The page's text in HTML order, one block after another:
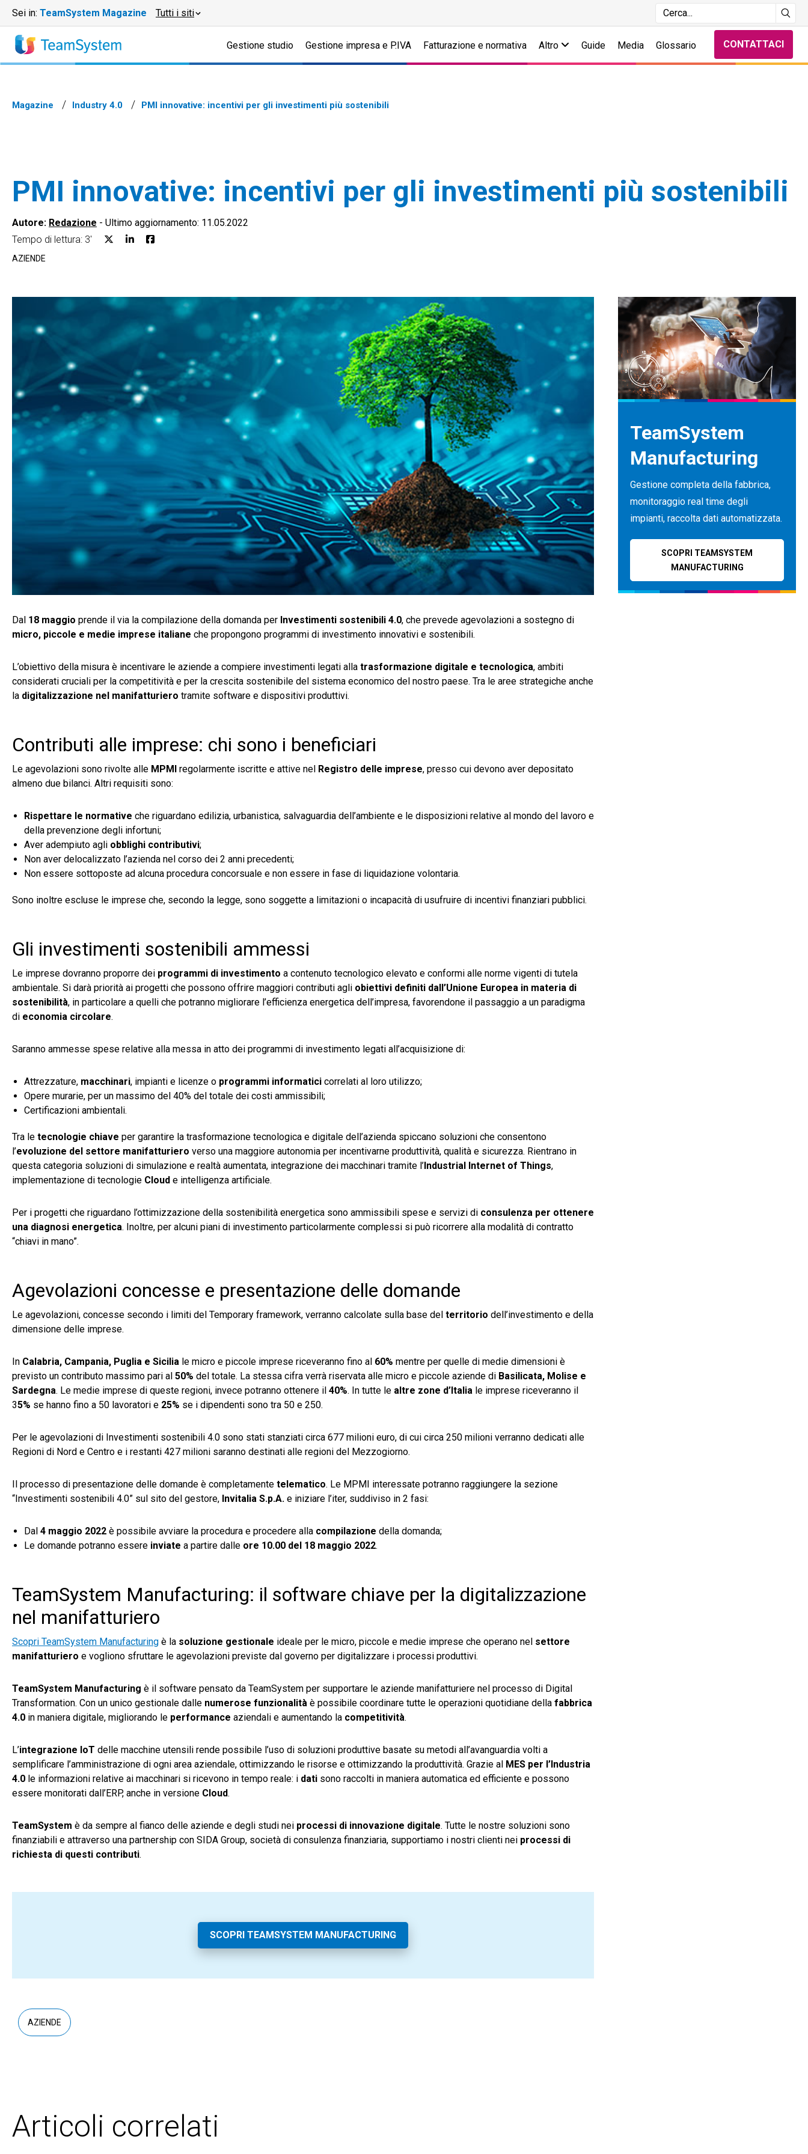
Sei in: TeamSystem Magazine Tutti i siti
Gestione studio Gestione impresa e P.IVA Fatturazione e normativa Altro Guide Media Glossario CONTATTACI
Magazine Industry 4.0 PMI innovative: incentivi per gli investimenti più sostenibili
PMI innovative: incentivi per gli investimenti più sostenibili
Autore: Redazione - Ultimo aggiornamento: 11.05.2022
Tempo di lettura: 3'
AZIENDE
Dal 18 maggio prende il via la compilazione della domanda per Investimenti sostenibili 4.0, che prevede agevolazioni a sostegno di
micro, piccole e medie imprese italiane che propongono programmi di investimento innovativi e sostenibili.
L’obiettivo della misura è incentivare le aziende a compiere investimenti legati alla trasformazione digitale e tecnologica, ambiti
considerati cruciali per la competitività e per la crescita sostenibile del sistema economico del nostro paese. Tra le aree strategiche anche
la digitalizzazione nel manifatturiero tramite software e dispositivi produttivi.
Contributi alle imprese: chi sono i beneficiari
Le agevolazioni sono rivolte alle MPMI regolarmente iscritte e attive nel Registro delle imprese, presso cui devono aver depositato
almeno due bilanci. Altri requisiti sono:
Rispettare le normative che riguardano edilizia, urbanistica, salvaguardia dell’ambiente e le disposizioni relative al mondo del lavoro e
della prevenzione degli infortuni;
Aver adempiuto agli obblighi contributivi;
Non aver delocalizzato l’azienda nel corso dei 2 anni precedenti;
Non essere sottoposte ad alcuna procedura concorsuale e non essere in fase di liquidazione volontaria.
Sono inoltre escluse le imprese che, secondo la legge, sono soggette a limitazioni o incapacità di usufruire di incentivi finanziari pubblici.
Gli investimenti sostenibili ammessi
Le imprese dovranno proporre dei programmi di investimento a contenuto tecnologico elevato e conformi alle norme vigenti di tutela
ambientale. Si darà priorità ai progetti che possono offrire maggiori contributi agli obiettivi definiti dall’Unione Europea in materia di
sostenibilità, in particolare a quelli che potranno migliorare l’efficienza energetica dell’impresa, favorendone il passaggio a un paradigma
di economia circolare.
Saranno ammesse spese relative alla messa in atto dei programmi di investimento legati all’acquisizione di:
Attrezzature, macchinari, impianti e licenze o programmi informatici correlati al loro utilizzo;
Opere murarie, per un massimo del 40% del totale dei costi ammissibili;
Certificazioni ambientali.
Tra le tecnologie chiave per garantire la trasformazione tecnologica e digitale dell’azienda spiccano soluzioni che consentono
l’evoluzione del settore manifatturiero verso una maggiore autonomia per incentivarne produttività, qualità e sicurezza. Rientrano in
questa categoria soluzioni di simulazione e realtà aumentata, integrazione dei macchinari tramite l’ Industrial Internet of Things,
implementazione di tecnologie Cloud e intelligenza artificiale.
Per i progetti che riguardano l’ottimizzazione della sostenibilità energetica sono ammissibili spese e servizi di consulenza per ottenere
una diagnosi energetica. Inoltre, per alcuni piani di investimento particolarmente complessi si può ricorrere alla modalità di contratto
“chiavi in mano”.
Agevolazioni concesse e presentazione delle domande
Le agevolazioni, concesse secondo i limiti del Temporary framework, verranno calcolate sulla base del territorio dell’investimento e della
dimensione delle imprese.
In Calabria, Campania, Puglia e Sicilia le micro e piccole imprese riceveranno fino al 60% mentre per quelle di medie dimensioni è
previsto un contributo massimo pari al 50% del totale. La stessa cifra verrà riservata alle micro e piccole aziende di Basilicata, Molise e
Sardegna. Le medie imprese di queste regioni, invece potranno ottenere il 40%. In tutte le altre zone d’Italia le imprese riceveranno il
35% se hanno fino a 50 lavoratori e 25% se i dipendenti sono tra 50 e 250.
Per le agevolazioni di Investimenti sostenibili 4.0 sono stati stanziati circa 677 milioni euro, di cui circa 250 milioni verranno dedicati alle
Regioni di Nord e Centro e i restanti 427 milioni saranno destinati alle regioni del Mezzogiorno.
Il processo di presentazione delle domande è completamente telematico. Le MPMI interessate potranno raggiungere la sezione
“Investimenti sostenibili 4.0” sul sito del gestore, Invitalia S.p.A. e iniziare l’iter, suddiviso in 2 fasi:
Dal 4 maggio 2022 è possibile avviare la procedura e procedere alla compilazione della domanda;
Le domande potranno essere inviate a partire dalle ore 10.00 del 18 maggio 2022.
TeamSystem Manufacturing: il software chiave per la digitalizzazione
nel manifatturiero
Scopri TeamSystem Manufacturing è la soluzione gestionale ideale per le micro, piccole e medie imprese che operano nel settore
manifatturiero e vogliono sfruttare le agevolazioni previste dal governo per digitalizzare i processi produttivi.
TeamSystem Manufacturing è il software pensato da TeamSystem per supportare le aziende manifatturiere nel processo di Digital
Transformation. Con un unico gestionale dalle numerose funzionalità è possibile coordinare tutte le operazioni quotidiane della fabbrica
4.0 in maniera digitale, migliorando le performance aziendali e aumentando la competitività.
L’integrazione IoT delle macchine utensili rende possibile l’uso di soluzioni produttive basate su metodi all’avanguardia volti a
semplificare l’amministrazione di ogni area aziendale, ottimizzando le risorse e ottimizzando la produttività. Grazie al MES per l’Industria
4.0 le informazioni relative ai macchinari si ricevono in tempo reale: i dati sono raccolti in maniera automatica ed efficiente e possono
essere monitorati dall’ERP, anche in versione Cloud.
TeamSystem è da sempre al fianco delle aziende e degli studi nei processi di innovazione digitale. Tutte le nostre soluzioni sono
finanziabili e attraverso una partnership con SIDA Group, società di consulenza finanziaria, supportiamo i nostri clienti nei processi di
richiesta di questi contributi.
SCOPRI TEAMSYSTEM MANUFACTURING
AZIENDE
TeamSystem
Manufacturing
Gestione completa della fabbrica,
monitoraggio real time degli
impianti, raccolta dati automatizzata.
SCOPRI TEAMSYSTEM
MANUFACTURING
Articoli correlati